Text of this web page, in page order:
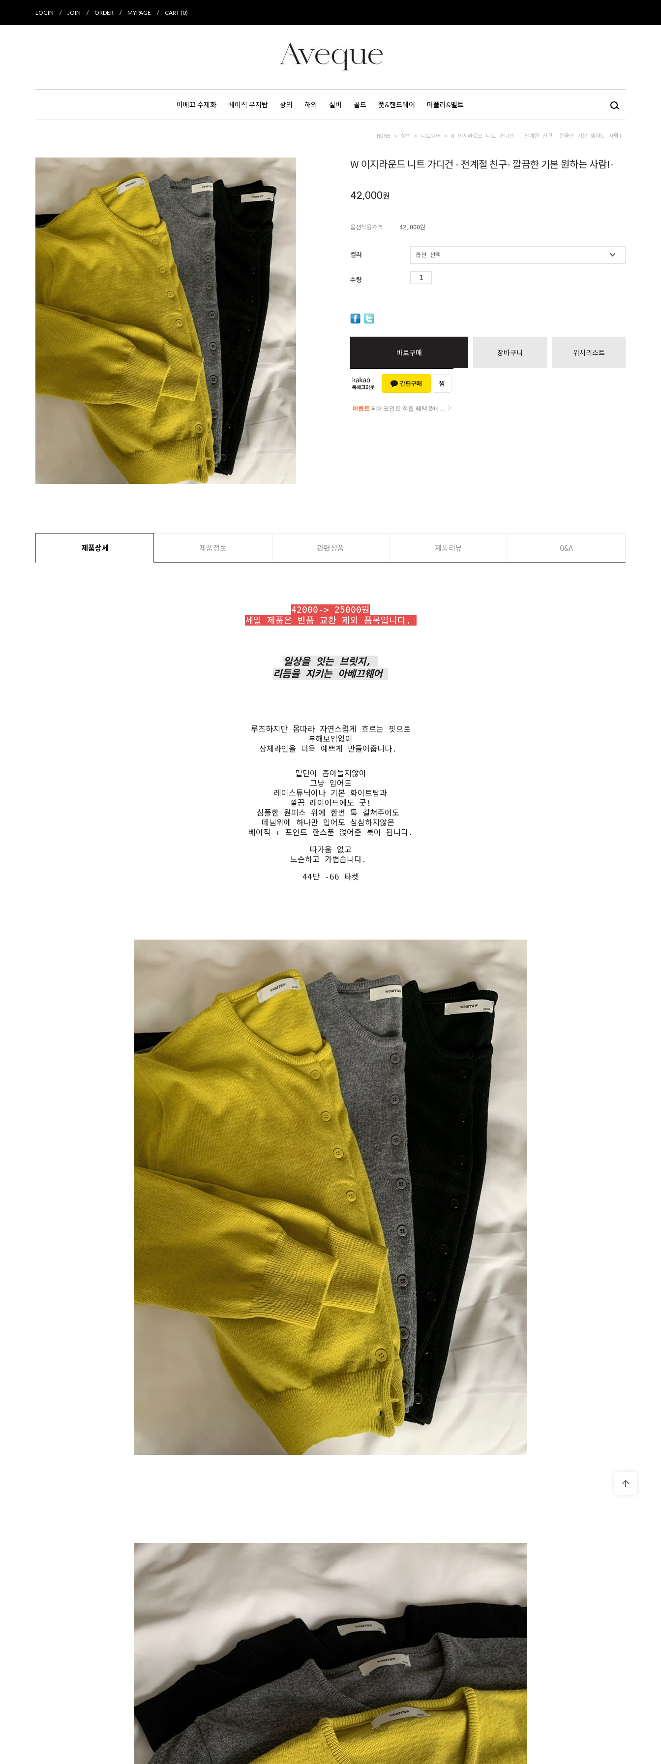
LOGIN / JOIN / ORDER / MYPAGE / CART (0)
아베끄 수제화 베이직 무지탑 상의 하의 실버 골드 풋&핸드웨어 머플러&벨트
HOME > 상의 > 니트웨어 > W 이지라운드 니트 가디건 - 전계절 친구- 깔끔한 기본 원하는 사람!-
W 이지라운드 니트 가디건 - 전계절 친구- 깔끔한 기본 원하는 사람!-
42,000원
옵션적용가격 42,000원
컬러
수량
바로구매 장바구니 위시리스트
이벤트 페이포인트 적립 혜택 2배 UP!
제품상세 제품정보 관련상품 제품리뷰 Q&A
42000-> 25000원
세일 제품은 반품 교환 제외 품목입니다.
일상을 잇는 브릿지,
리듬을 지키는 아베끄웨어
루즈하지만 몸따라 자연스럽게 흐르는 핏으로
부해보임없이
상체라인을 더욱 예쁘게 만들어줍니다.
밑단이 좁아들지않아
그냥 입어도
레이스튜닉이나 기본 화이트탑과
깔끔 레이어드에도 굿!
심플한 원피스 위에 한번 툭 걸쳐주어도
데님위에 하나만 입어도 심심하지않은
베이직 + 포인트 한스푼 얹어준 룩이 됩니다.
따가움 없고
느슨하고 가볍습니다.
44반 -66 타켓